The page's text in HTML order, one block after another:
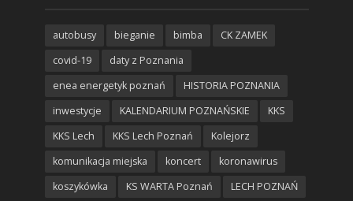
autobusy bieganie bimba
CK ZAMEK
covid-19
daty z Poznania
enea energetyk poznań
HISTORIA POZNANIA
inwestycje
KALENDARIUM POZNAŃSKIE
KKS
KKS Lech
KKS Lech Poznań
Kolejorz
komunikacja miejska
koncert
koronawirus
koszykówka
KS WARTA Poznań
LECH POZNAŃ